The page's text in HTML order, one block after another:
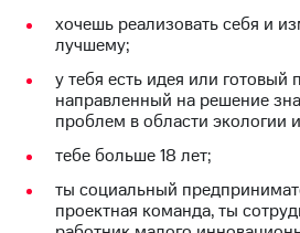
Описание
Программа
приобретения
Порядок
выкупа
акций
Дивиденды
облигаций
хочешь реализовать себя и
лучшему;
у тебя есть идея или готовый
направленный на решение
проблем в области экологии
тебе больше 18 лет;
ты социальный
проектная команда, ты